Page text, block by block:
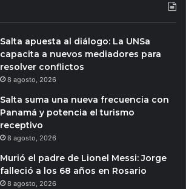
Salta apuesta al diálogo: La UNSa
capacita a nuevos mediadores para
resolver conflictos
8 agosto, 2026
Salta suma una nueva frecuencia con
Panamá y potencia el turismo
receptivo
8 agosto, 2026
Murió el padre de Lionel Messi: Jorge
falleció a los 68 años en Rosario
8 agosto, 2026